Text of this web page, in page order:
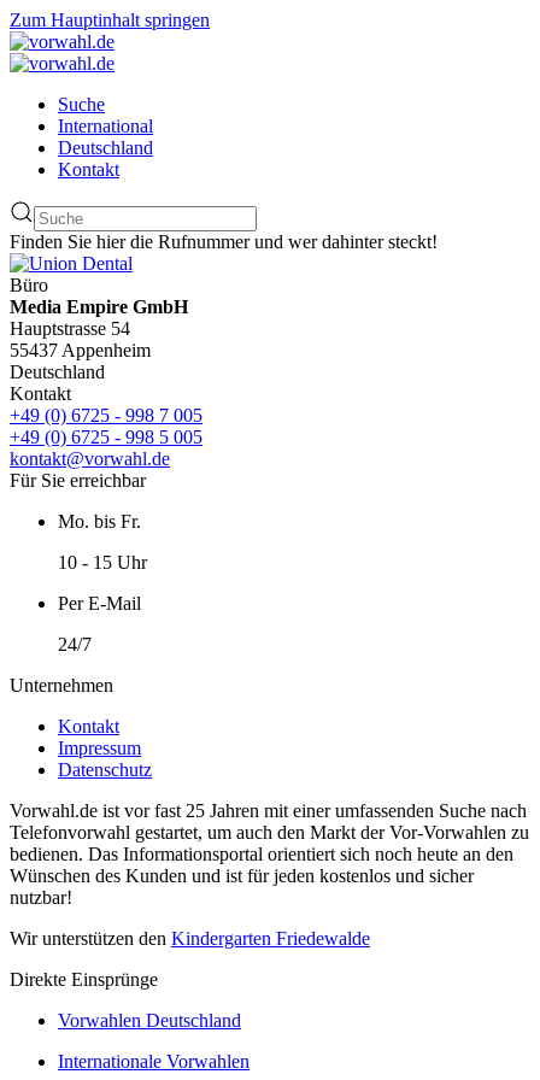
Zum Hauptinhalt springen
Suche
International
Deutschland
Kontakt
Finden Sie hier die Rufnummer und wer dahinter steckt!
Büro
Media Empire GmbH
Hauptstrasse 54
55437 Appenheim
Deutschland
Kontakt
+49 (0) 6725 - 998 7 005
+49 (0) 6725 - 998 5 005
kontakt@vorwahl.de
Für Sie erreichbar
Mo. bis Fr.
10 - 15 Uhr
Per E-Mail
24/7
Unternehmen
Kontakt
Impressum
Datenschutz
Vorwahl.de ist vor fast 25 Jahren mit einer umfassenden Suche nach
Telefonvorwahl gestartet, um auch den Markt der Vor-Vorwahlen zu
bedienen. Das Informationsportal orientiert sich noch heute an den
Wünschen des Kunden und ist für jeden kostenlos und sicher
nutzbar!
Wir unterstützen den Kindergarten Friedewalde
Direkte Einsprünge
Vorwahlen Deutschland
Internationale Vorwahlen